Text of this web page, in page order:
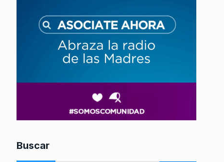
Buscar